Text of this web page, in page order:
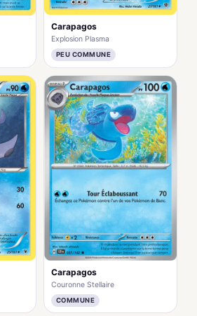
Carapagos
Explosion Plasma
PEU COMMUNE
Carapagos
Couronne Stellaire
COMMUNE